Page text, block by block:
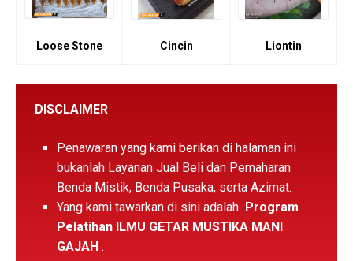
Loose Stone Cincin Liontin
DISCLAIMER
Penawaran yang kami berikan di halaman ini
bukanlah Layanan Jual Beli dan Pemaharan
Benda Mistik, Benda Pusaka, serta Azimat.
Yang kami tawarkan di sini adalah Program
Pelatihan ILMU GETAR MUSTIKA MANI
GAJAH .